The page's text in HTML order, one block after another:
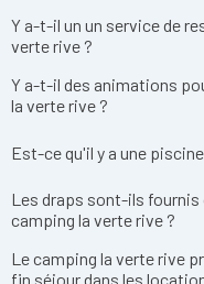
Y a-t-il un un service de
verte rive ?
Y a-t-il des animations
la verte rive ?
Est-ce qu'il y a une
Les draps sont-ils fournis
camping la verte rive ?
Le camping la verte rive
fin séjour dans les